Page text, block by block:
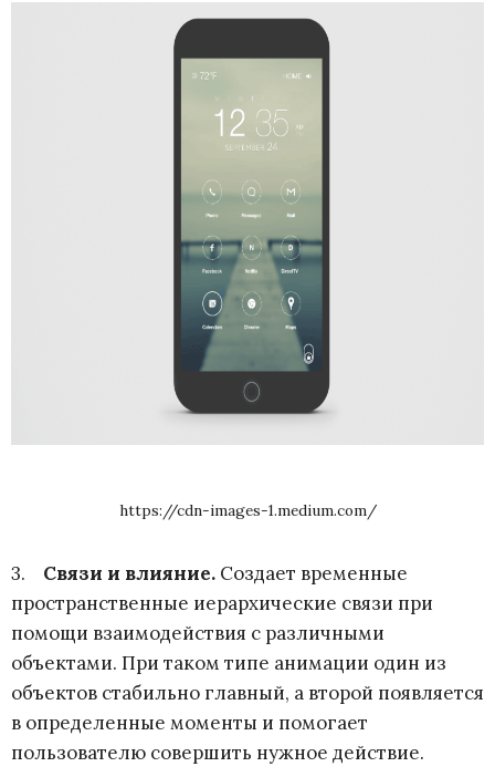
https://cdn-images-1.medium.com/
3. Связи и влияние. Создает временные
пространственные иерархические связи при
помощи взаимодействия с различными
объектами. При таком типе анимации один из
объектов стабильно главный, а второй появляется
в определенные моменты и помогает
пользователю совершить нужное действие.